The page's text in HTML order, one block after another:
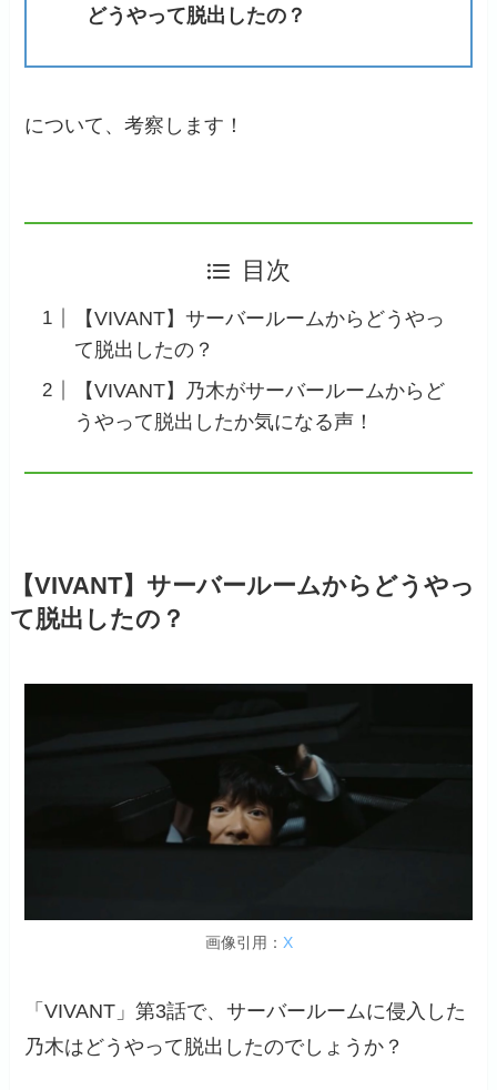
どうやって脱出したの？
について、考察します！
目次
【VIVANT】サーバールームからどうやっ
て脱出したの？
【VIVANT】乃木がサーバールームからど
うやって脱出したか気になる声！
【VIVANT】サーバールームからどうやっ
て脱出したの？
画像引用： X
「VIVANT」第3話で、サーバールームに侵入した
乃木はどうやって脱出したのでしょうか？